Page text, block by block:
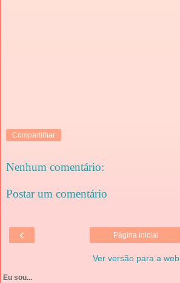
Compartilhar
Nenhum comentário:
Postar um comentário
‹ Página inicial
Ver versão para a web
Eu sou...